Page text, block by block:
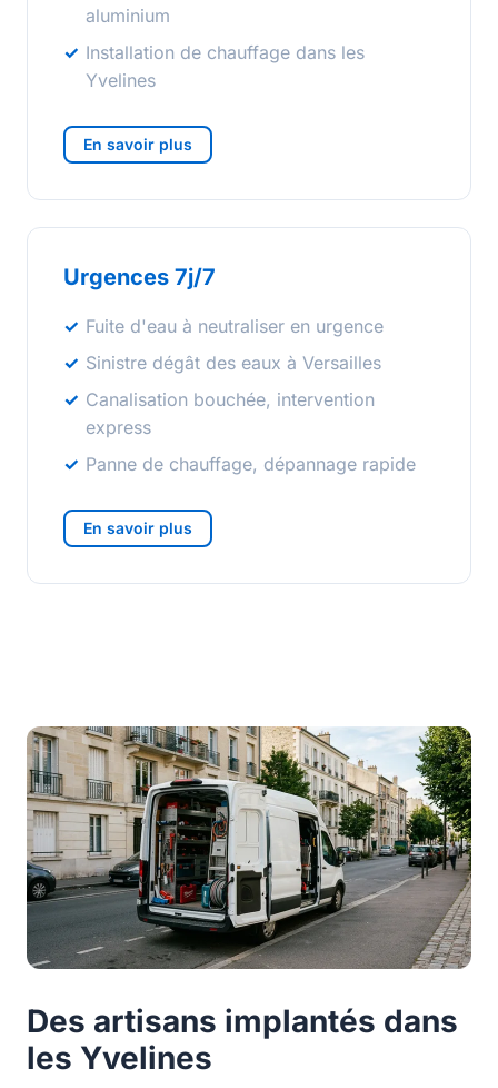
aluminium
Installation de chauffage dans les
Yvelines
En savoir plus
Urgences 7j/7
Fuite d'eau à neutraliser en urgence
Sinistre dégât des eaux à Versailles
Canalisation bouchée, intervention
express
Panne de chauffage, dépannage rapide
En savoir plus
Des artisans implantés dans
les Yvelines